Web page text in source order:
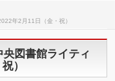
年2月11日（金・祝）
図書館ライティ
）